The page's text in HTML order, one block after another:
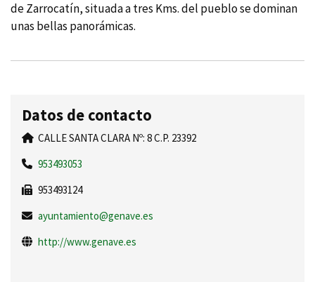
de Zarrocatí­n, situada a tres Kms. del pueblo se dominan
unas bellas panorámicas.
Datos de contacto
CALLE SANTA CLARA Nº: 8 C.P. 23392
953493053
953493124
ayuntamiento@genave.es
http://www.genave.es